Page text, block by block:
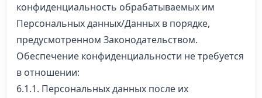
конфиденциальность обрабатываемых им
Персональных данных/Данных в порядке,
предусмотренном Законодательством.
Обеспечение конфиденциальности не требуется
в отношении:
6.1.1. Персональных данных после их